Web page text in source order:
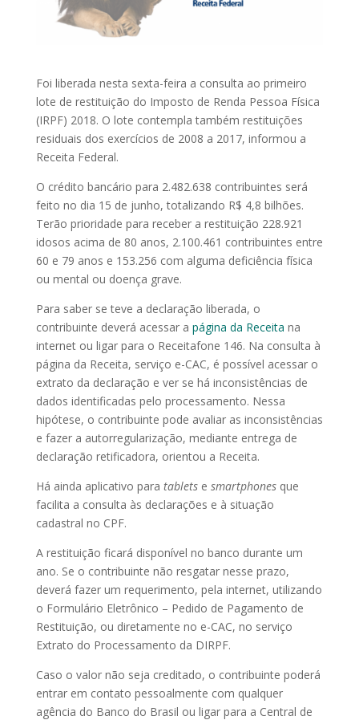
Foi liberada nesta sexta-feira a consulta ao primeiro
lote de restituição do Imposto de Renda Pessoa Física
(IRPF) 2018. O lote contempla também restituições
residuais dos exercícios de 2008 a 2017, informou a
Receita Federal.
O crédito bancário para 2.482.638 contribuintes será
feito no dia 15 de junho, totalizando R$ 4,8 bilhões.
Terão prioridade para receber a restituição 228.921
idosos acima de 80 anos, 2.100.461 contribuintes entre
60 e 79 anos e 153.256 com alguma deficiência física
ou mental ou doença grave.
Para saber se teve a declaração liberada, o
contribuinte deverá acessar a página da Receita na
internet ou ligar para o Receitafone 146. Na consulta à
página da Receita, serviço e-CAC, é possível acessar o
extrato da declaração e ver se há inconsistências de
dados identificadas pelo processamento. Nessa
hipótese, o contribuinte pode avaliar as inconsistências
e fazer a autorregularização, mediante entrega de
declaração retificadora, orientou a Receita.
Há ainda aplicativo para tabletse smartphonesque
facilita a consulta às declarações e à situação
cadastral no CPF.
A restituição ficará disponível no banco durante um
ano. Se o contribuinte não resgatar nesse prazo,
deverá fazer um requerimento, pela internet, utilizando
o Formulário Eletrônico – Pedido de Pagamento de
Restituição, ou diretamente no e-CAC, no serviço
Extrato do Processamento da DIRPF.
Caso o valor não seja creditado, o contribuinte poderá
entrar em contato pessoalmente com qualquer
agência do Banco do Brasil ou ligar para a Central de